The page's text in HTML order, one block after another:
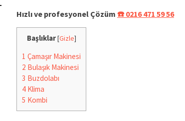
Hızlı ve profesyonel Çözüm ☎️ 0216 471 59 56
Başlıklar [Gizle]
1 Çamaşır Makinesi
2 Bulaşık Makinesi
3 Buzdolabı
4 Klima
5 Kombi